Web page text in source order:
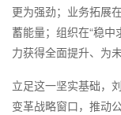
更为强劲；业务拓展
蓄能量；组织在“稳
力获得全面提升、为
立足这一坚实基础，
变革战略窗口，推动